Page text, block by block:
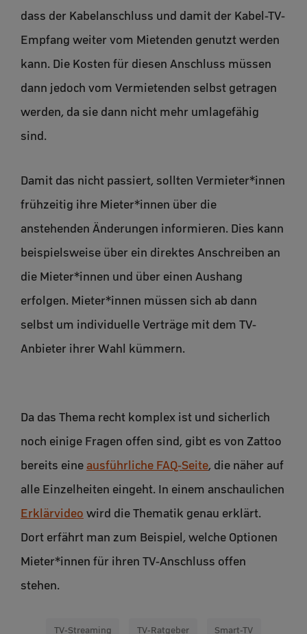
dass der Kabelanschluss und damit der Kabel-TV-
Empfang weiter vom Mietenden genutzt werden
kann. Die Kosten für diesen Anschluss müssen
dann jedoch vom Vermietenden selbst getragen
werden, da sie dann nicht mehr umlagefähig
sind.
Damit das nicht passiert, sollten Vermieter*innen
frühzeitig ihre Mieter*innen über die
anstehenden Änderungen informieren. Dies kann
beispielsweise über ein direktes Anschreiben an
die Mieter*innen und über einen Aushang
erfolgen. Mieter*innen müssen sich ab dann
selbst um individuelle Verträge mit dem TV-
Anbieter ihrer Wahl kümmern.
Da das Thema recht komplex ist und sicherlich
noch einige Fragen offen sind, gibt es von Zattoo
bereits eine ausführliche FAQ-Seite, die näher auf
alle Einzelheiten eingeht. In einem anschaulichen
Erklärvideo wird die Thematik genau erklärt.
Dort erfährt man zum Beispiel, welche Optionen
Mieter*innen für ihren TV-Anschluss offen
stehen.
TV-Streaming TV-Ratgeber Smart-TV